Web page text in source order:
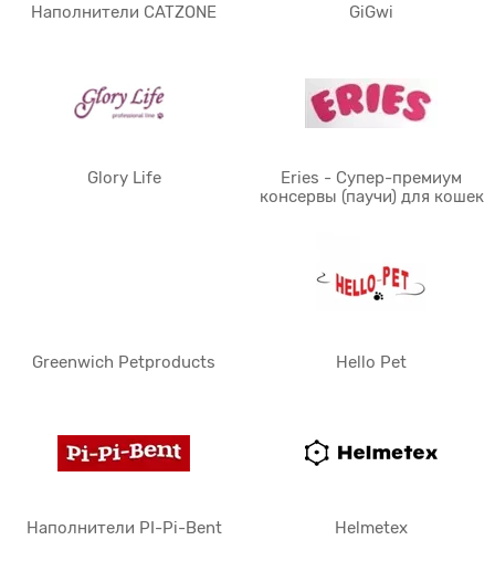
Наполнители CATZONE GiGwi
Glory Life
Eries - Супер-премиум
консервы (паучи) для кошек
Greenwich Petproducts Hello Pet
Наполнители PI-Pi-Bent Helmetex